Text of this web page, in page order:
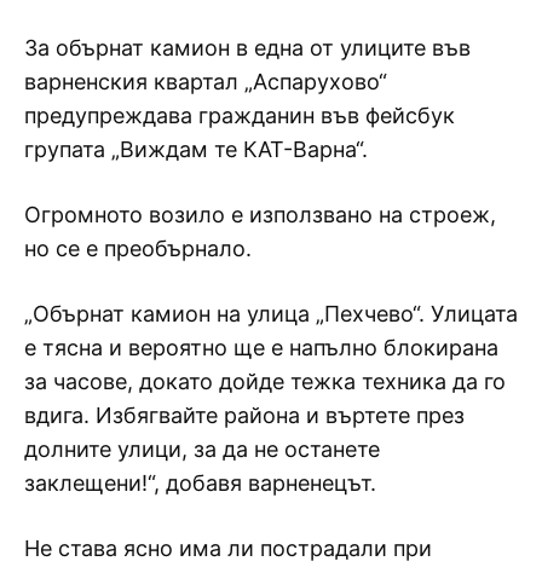
За обърнат камион в една от улиците във
варненския квартал „Аспарухово“
предупреждава гражданин във фейсбук
групата „Виждам те КАТ-Варна“.
Огромното возило е използвано на строеж,
но се е преобърнало.
„Обърнат камион на улица „Пехчево“. Улицата
е тясна и вероятно ще е напълно блокирана
за часове, докато дойде тежка техника да го
вдига. Избягвайте района и въртете през
долните улици, за да не останете
заклещени!“, добавя варненецът.
Не става ясно има ли пострадали при